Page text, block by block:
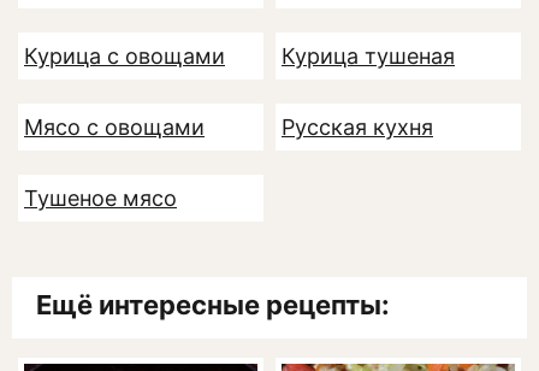
Курица с овощами Курица тушеная
Мясо с овощами Русская кухня
Тушеное мясо
Ещё интересные рецепты: